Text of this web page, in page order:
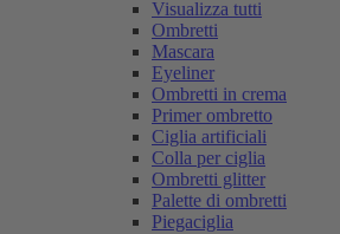
Visualizza tutti
Ombretti
Mascara
Eyeliner
Ombretti in crema
Primer ombretto
Ciglia artificiali
Colla per ciglia
Ombretti glitter
Palette di ombretti
Piegaciglia